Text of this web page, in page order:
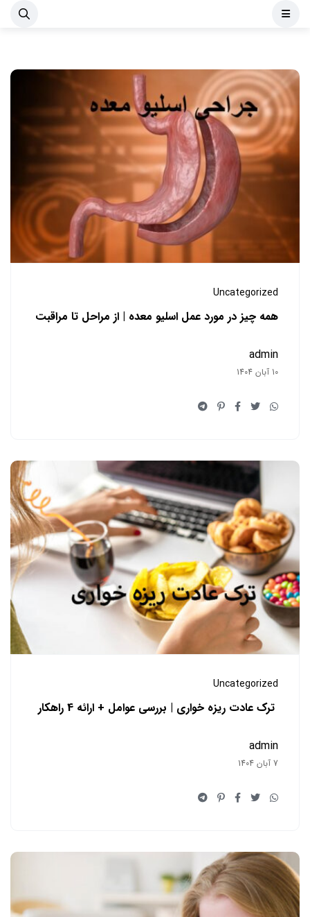
Uncategorized
همه چیز در مورد عمل اسلیو معده | از مراحل تا مراقبت
admin
10 آبان 1404
Uncategorized
ترک عادت ریزه خواری | بررسی عوامل + ارائه 4 راهکار
admin
7 آبان 1404